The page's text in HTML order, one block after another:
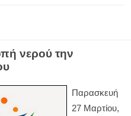
νερού την
Παρασκευή
27 Μαρτίου,